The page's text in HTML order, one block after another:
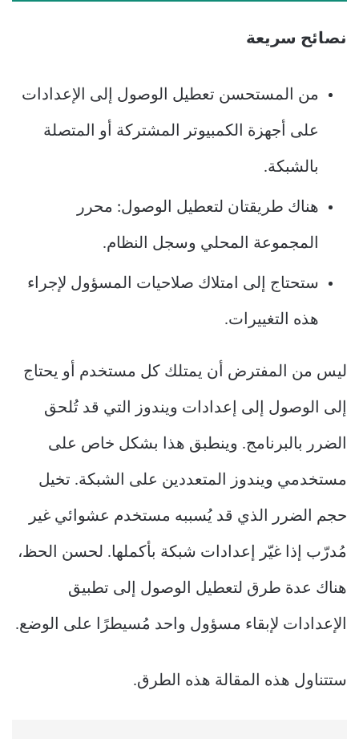
نصائح سريعة
من المستحسن تعطيل الوصول إلى الإعدادات
على أجهزة الكمبيوتر المشتركة أو المتصلة
بالشبكة.
هناك طريقتان لتعطيل الوصول: محرر
المجموعة المحلي وسجل النظام.
ستحتاج إلى امتلاك صلاحيات المسؤول لإجراء
هذه التغييرات.
ليس من المفترض أن يمتلك كل مستخدم أو يحتاج
إلى الوصول إلى إعدادات ويندوز التي قد تُلحق
الضرر بالبرنامج. وينطبق هذا بشكل خاص على
مستخدمي ويندوز المتعددين على الشبكة. تخيل
حجم الضرر الذي قد يُسببه مستخدم عشوائي غير
مُدرّب إذا غيّر إعدادات شبكة بأكملها. لحسن الحظ،
هناك عدة طرق لتعطيل الوصول إلى تطبيق
الإعدادات لإبقاء مسؤول واحد مُسيطرًا على الوضع.
ستتناول هذه المقالة هذه الطرق.